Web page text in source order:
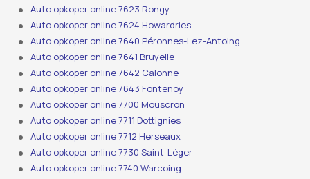
Auto opkoper online 7623 Rongy
Auto opkoper online 7624 Howardries
Auto opkoper online 7640 Péronnes-Lez-Antoing
Auto opkoper online 7641 Bruyelle
Auto opkoper online 7642 Calonne
Auto opkoper online 7643 Fontenoy
Auto opkoper online 7700 Mouscron
Auto opkoper online 7711 Dottignies
Auto opkoper online 7712 Herseaux
Auto opkoper online 7730 Saint-Léger
Auto opkoper online 7740 Warcoing